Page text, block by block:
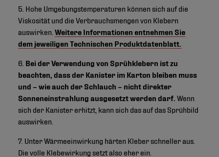
5. Hohe Umgebungstemperaturen können sich auf die
Viskosität und die Verbrauchsmengen von Klebern
auswirken.Weitere Informationen entnehmen Sie
dem jeweiligen Technischen Produktdatenblatt.
6. Bei der Verwendung von Sprühklebern ist zu
beachten, dass der Kanister im Karton bleiben muss
und – wie auch der Schlauch – nicht direkter
Sonneneinstrahlung ausgesetzt werden darf.Wenn
sich der Kanister erhitzt, kann sich das auf das Sprühbild
auswirken.
7. Unter Wärmeeinwirkung härten Kleber schneller aus.
Die volle Klebewirkung setzt also eher ein.